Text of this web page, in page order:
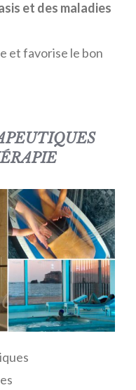
et des maladies
et favorise le bon